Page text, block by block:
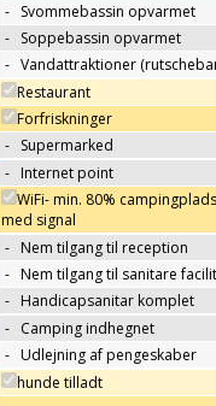
- Svommebassin opvarmet
- Soppebassin opvarmet
- Vandattraktioner
Restaurant
Forfriskninger
- Supermarked
- Internet point
WiFi- min. 80%
med signal
- Nem tilgang til reception
- Nem tilgang til sanitare
- Handicapsanitar komplet
- Camping indhegnet
- Udlejning af pengeskaber
hunde tilladt